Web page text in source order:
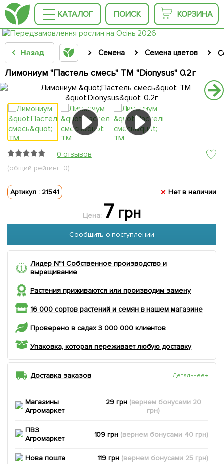
КАТАЛОГ ПОИСК КОРЗИНА
Назад Семена Семена цветов
Лимониум "Пастель смесь" ТМ "Dionysus" 0.2г
0 отзывов
(общий рейтинг: 0)
Артикул : 21541 Нет в наличии
Цена: 7грн
Сообщить о поступлении
Лидер №1 Собственное производство и
выращивание
Растения приживаются или производим замену
16 000 сортов растений и семян в нашем магазине
Проверено в садах 3 000 000 клиентов
Упаковка, которая переживает любую доставку
Доставка заказов Детальнее→
Магазины
Агромаркет
29 грн (вернем бонусами 20
грн)
ПВЗ
Агромаркет
109 грн (вернем бонусами 40 грн)
Нова пошта 119 грн (вернем бонусами 25 грн)